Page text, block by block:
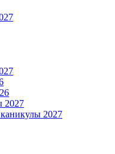
2027
2027